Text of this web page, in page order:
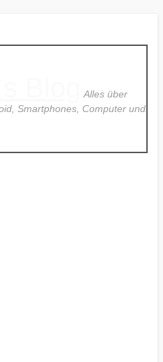
Alles über
Smartphones, Computer und